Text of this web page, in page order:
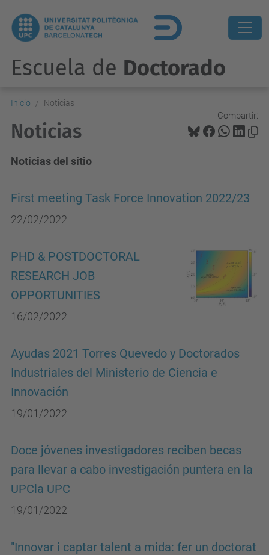
Escuela de Doctorado
Inicio Noticias
Compartir:
Noticias
Noticias del sitio
First meeting Task Force Innovation 2022/23
22/02/2022
PHD & POSTDOCTORAL
RESEARCH JOB
OPPORTUNITIES
16/02/2022
Ayudas 2021 Torres Quevedo y Doctorados
Industriales del Ministerio de Ciencia e
Innovación
19/01/2022
Doce jóvenes investigadores reciben becas
para llevar a cabo investigación puntera en la
UPCla UPC
19/01/2022
"Innovar i captar talent a mida: fer un doctorat